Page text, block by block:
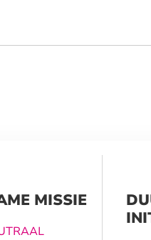
MISSIE